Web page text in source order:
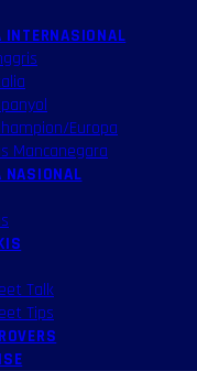
INTERNASIONAL
Europa
Mancanegara
NASIONAL
Talk
Tips